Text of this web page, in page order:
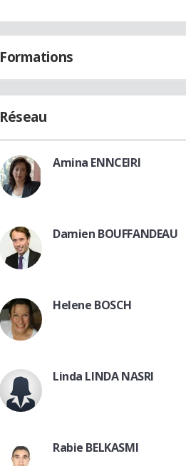
Formations
Réseau
Amina ENNCEIRI
Damien BOUFFANDEAU
Helene BOSCH
Linda LINDA NASRI
Rabie BELKASMI